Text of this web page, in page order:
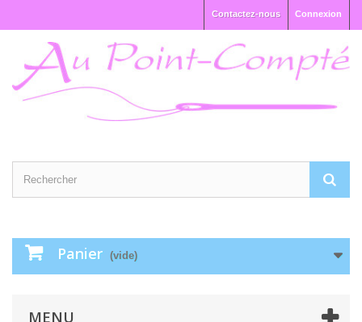
Connexion
Contactez-nous
Panier (vide)
MENU